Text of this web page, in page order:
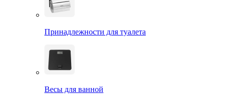
Принадлежности для туалета
Весы для ванной